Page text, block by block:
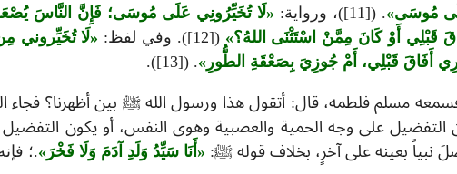
مُوسَى . ([11])، ورواية:
لَا تُخَيِّرُونِي عَلَى مُوسَى؛ فَإِنَّ النَّاسَ
أَوْ كَانَ مِمَّنْ اسْتَثْنَى اللهُ؟
([12]). وفي لفظ:
لَا تُخَيِّروني
أَفَاقَ قَبْلِي، أَمْ جُوزِيَ بِصَعْقَةِ الطُّورِ
. ([13]).
مسلم فلطمه، قال: أتقول هذا ورسول الله ﷺ بين أظهرنا؟ فجاء
كان التفضيل على وجه الحمية والعصبية وهوى النفس، أو يكون
نبياً بعينه على آخرٍ، بخلاف قوله ﷺ:
أَنَا سَيِّدُ وَلَدِ آدَمَ وَلَا فَخْرَ .؛